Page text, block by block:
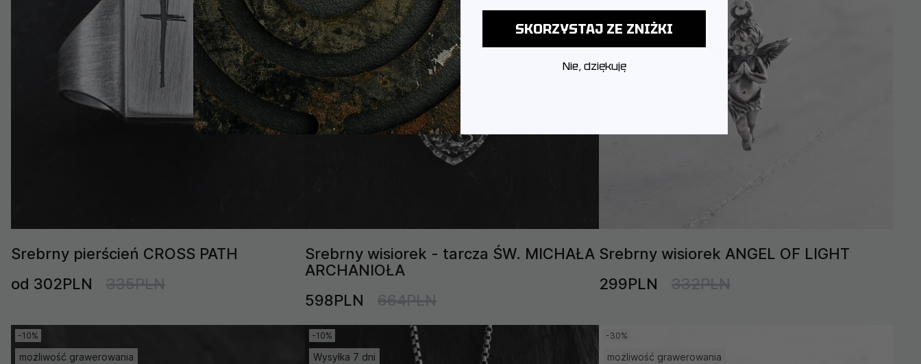
Srebrny pierścień CROSS PATH
od 302PLN
335PLN
Srebrny wisiorek - tarcza ŚW. MICHAŁA
ARCHANIOŁA
598PLN
664PLN
Srebrny wisiorek ANGEL OF LIGHT
299PLN
332PLN
-10%
możliwość grawerowania
-10%
Wysyłka 7 dni
-30%
możliwość grawerowania
SKORZYSTAJ ZE ZNIŻKI
Nie, dziękuję